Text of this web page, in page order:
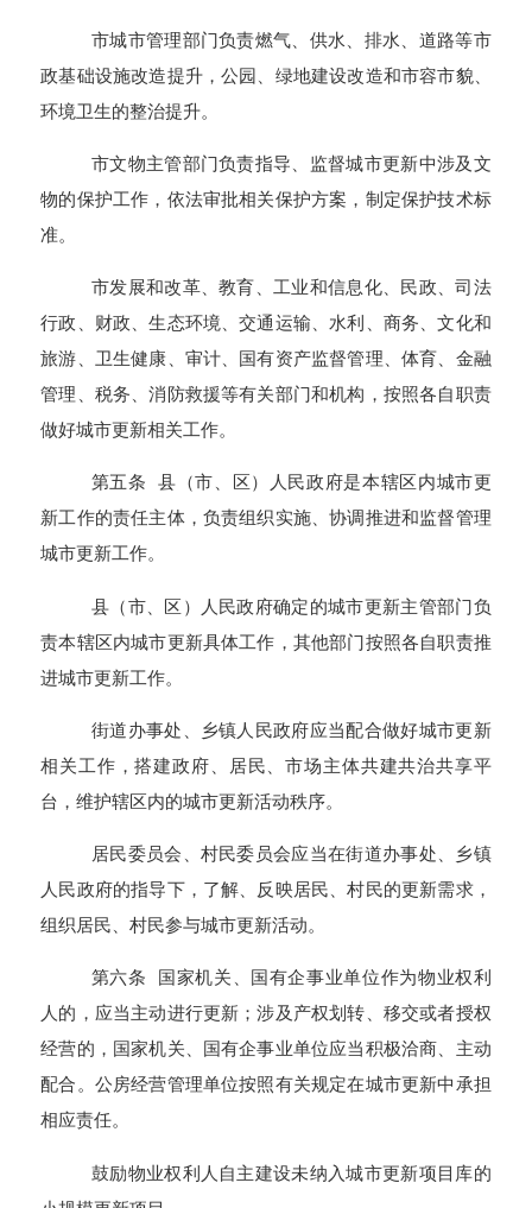
市城市管理部门负责燃气、供水、排水、道路等市
政基础设施改造提升，公园、绿地建设改造和市容市貌、
环境卫生的整治提升。
市文物主管部门负责指导、监督城市更新中涉及文
物的保护工作，依法审批相关保护方案，制定保护技术标
准。
市发展和改革、教育、工业和信息化、民政、司法
行政、财政、生态环境、交通运输、水利、商务、文化和
旅游、卫生健康、审计、国有资产监督管理、体育、金融
管理、税务、消防救援等有关部门和机构，按照各自职责
做好城市更新相关工作。
第五条 县（市、区）人民政府是本辖区内城市更
新工作的责任主体，负责组织实施、协调推进和监督管理
城市更新工作。
县（市、区）人民政府确定的城市更新主管部门负
责本辖区内城市更新具体工作，其他部门按照各自职责推
进城市更新工作。
街道办事处、乡镇人民政府应当配合做好城市更新
相关工作，搭建政府、居民、市场主体共建共治共享平
台，维护辖区内的城市更新活动秩序。
居民委员会、村民委员会应当在街道办事处、乡镇
人民政府的指导下，了解、反映居民、村民的更新需求，
组织居民、村民参与城市更新活动。
第六条 国家机关、国有企事业单位作为物业权利
人的，应当主动进行更新；涉及产权划转、移交或者授权
经营的，国家机关、国有企事业单位应当积极洽商、主动
配合。公房经营管理单位按照有关规定在城市更新中承担
相应责任。
鼓励物业权利人自主建设未纳入城市更新项目库的